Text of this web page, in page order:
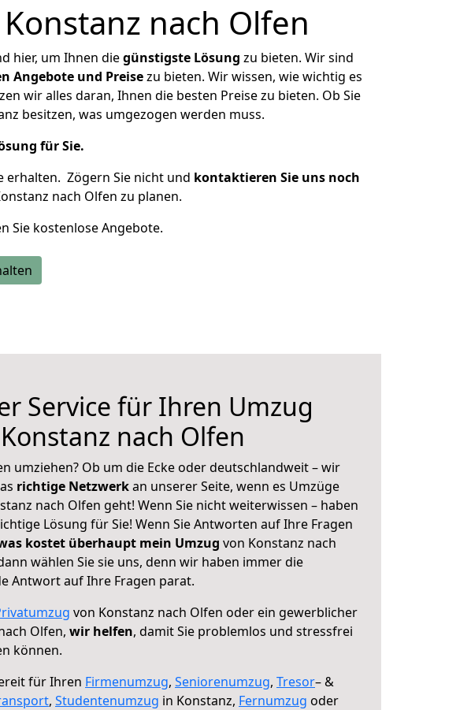
nach Olfen
hier, um Ihnen diegünstigste Lösung zu bieten. Wir sind
Angebote und Preisezu bieten. Wir wissen, wie wichtig es
wir alles daran, Ihnen die besten Preise zu bieten. Ob Sie
besitzen, was umgezogen werden muss.
für Sie.
erhalten. Zögern Sie nicht und kontaktieren Sie uns noch
nach Olfen zu planen.
Sie kostenlose Angebote.
Service für Ihren Umzug
nach Olfen
umziehen? Ob um die Ecke oder deutschlandweit – wir
richtige Netzwerkan unserer Seite, wenn es Umzüge
nach Olfen geht! Wenn Sie nicht weiterwissen – haben
Lösung für Sie! Wenn Sie Antworten auf Ihre Fragen
kostet überhaupt mein Umzug von Konstanz nach
wählen Sie sie uns, denn wir haben immer die
Antwort auf Ihre Fragen parat.
von Konstanz nach Olfen oder ein gewerblicher
Olfen, wir helfen, damit Sie problemlos und stressfrei
können.
für Ihren Firmenumzug, Seniorenumzug, Tresor– &
, Studentenumzug in Konstanz, Fernumzug oder